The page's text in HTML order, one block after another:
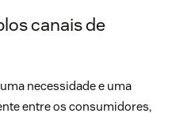
canais de
necessidade e uma
entre os consumidores,